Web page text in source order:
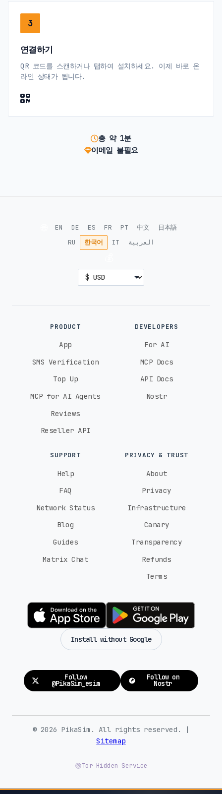
3
연결하기
QR 코드를 스캔하거나 탭하여 설치하세요. 이제 바로 온
라인 상태가 됩니다.
총 약 1분
이메일 불필요
EN DE ES FR PT 中文
日本語
RU
한국어 IT العربية
PRODUCT
App
SMS Verification
Top Up
MCP for AI Agents
Reviews
Reseller API
DEVELOPERS
For AI
MCP Docs
API Docs
Nostr
SUPPORT
Help
FAQ
Network Status
Blog
Guides
Matrix Chat
PRIVACY & TRUST
About
Privacy
Infrastructure
Canary
Transparency
Refunds
Terms
Install without Google
Follow
@PikaSim_esim
Follow on
Nostr
© 2026 PikaSim. All rights reserved. |
Sitemap
Tor Hidden Service